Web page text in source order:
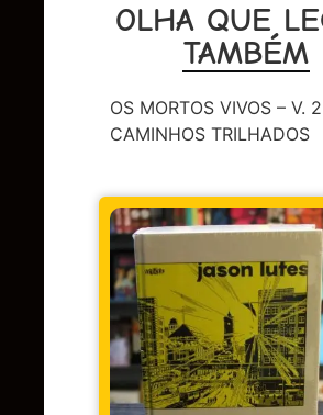
OLHA QUE
TAMBÉM
OS MORTOS VIVOS – V.
CAMINHOS TRILHADOS